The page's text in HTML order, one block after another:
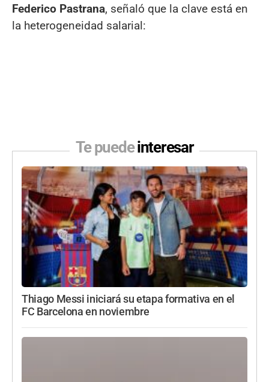
Federico Pastrana, señaló que la clave está en
la heterogeneidad salarial:
Te puedeinteresar
Thiago Messi iniciará su etapa formativa en el
FC Barcelona en noviembre